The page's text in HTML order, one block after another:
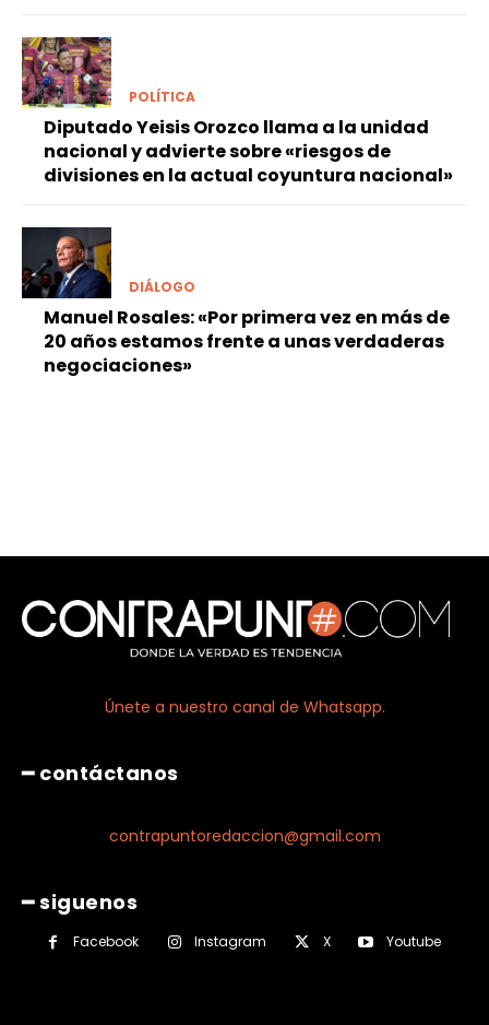
POLÍTICA
Diputado Yeisis Orozco llama a la unidad
nacional y advierte sobre «riesgos de
divisiones en la actual coyuntura nacional»
DIÁLOGO
Manuel Rosales: «Por primera vez en más de
20 años estamos frente a unas verdaderas
negociaciones»
Únete a nuestro canal de Whatsapp.
━ contáctanos
contrapuntoredaccion@gmail.com
━ siguenos
Facebook Instagram X Youtube